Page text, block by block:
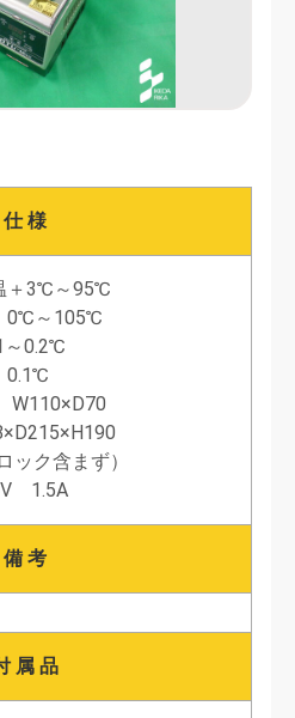
仕様
＋3℃～95℃
0℃～105℃
0.2℃
0.1℃
W110×D70
ク含まず）
1.5A
備考
属品